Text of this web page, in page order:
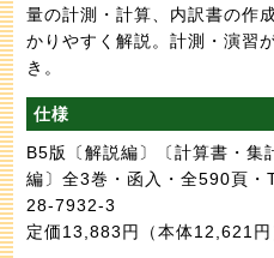
量の計測・計算、内訳書の作
かりやすく解説。計測・演習
き。
仕様
B5版〔解説編〕〔計算書・集
編〕全3巻・函入・全590頁
28-7932-3
定価13,883円
（本体12,621円